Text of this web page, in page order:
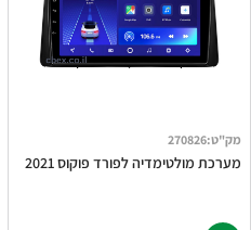
מק"ט:
270826
מערכת מולטימדיה לפורד פוקוס 2021